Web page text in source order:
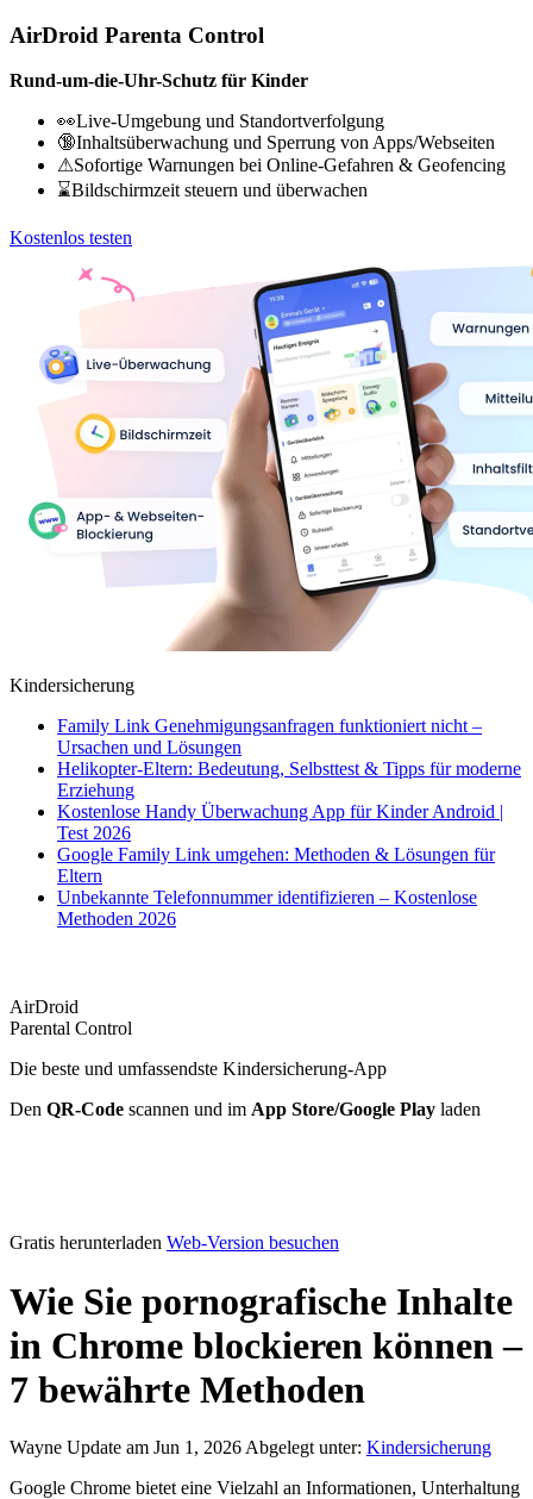
AirDroid Parenta Control
Rund-um-die-Uhr-Schutz für Kinder
👀Live-Umgebung und Standortverfolgung
🔞Inhaltsüberwachung und Sperrung von Apps/Webseiten
⚠Sofortige Warnungen bei Online-Gefahren & Geofencing
⌛Bildschirmzeit steuern und überwachen
Kostenlos testen
Kindersicherung
Family Link Genehmigungsanfragen funktioniert nicht –
Ursachen und Lösungen
Helikopter-Eltern: Bedeutung, Selbsttest & Tipps für moderne
Erziehung
Kostenlose Handy Überwachung App für Kinder Android |
Test 2026
Google Family Link umgehen: Methoden & Lösungen für
Eltern
Unbekannte Telefonnummer identifizieren – Kostenlose
Methoden 2026
AirDroid
Parental Control
Die beste und umfassendste Kindersicherung-App
Den QR-Code scannen und im App Store/Google Play laden
Gratis herunterladen Web-Version besuchen
Wie Sie pornografische Inhalte
in Chrome blockieren können –
7 bewährte Methoden
Wayne Update am Jun 1, 2026 Abgelegt unter: Kindersicherung
Google Chrome bietet eine Vielzahl an Informationen, Unterhaltung